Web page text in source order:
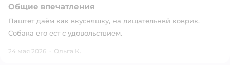
Общие впечатления
Паштет даём как вкусняшку, на лищательнвй коврик.
Собака его ест с удовольствием.
24 мая 2026 · Ольга К.